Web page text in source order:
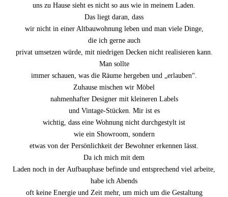
uns zu Hause sieht es nicht so aus wie in meinem Laden.
Das liegt daran, dass
wir nicht in einer Altbauwohnung leben und man viele Dinge,
die ich gerne auch
privat umsetzen würde, mit niedrigen Decken nicht realisieren kann.
Man sollte
immer schauen, was die Räume hergeben und „erlauben“.
Zuhause mischen wir Möbel
nahmenhafter Designer mit kleineren Labels
und Vintage-Stücken. Mir ist es
wichtig, dass eine Wohnung nicht durchgestylt ist
wie ein Showroom, sondern
etwas von der Persönlichkeit der Bewohner erkennen lässt.
Da ich mich mit dem
Laden noch in der Aufbauphase befinde und entsprechend viel arbeite,
habe ich Abends
oft keine Energie und Zeit mehr, um mich um die Gestaltung